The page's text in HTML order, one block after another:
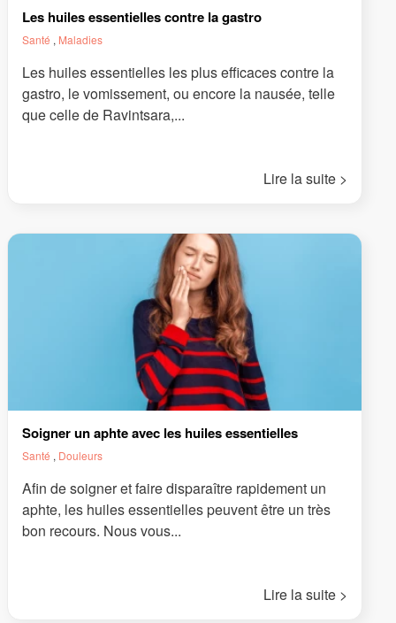
Les huiles essentielles contre la gastro
Santé , Maladies
Les huiles essentielles les plus efficaces contre la
gastro, le vomissement, ou encore la nausée, telle
que celle de Ravintsara,...
Lire la suite >
Soigner un aphte avec les huiles essentielles
Santé , Douleurs
Afin de soigner et faire disparaître rapidement un
aphte, les huiles essentielles peuvent être un très
bon recours. Nous vous...
Lire la suite >